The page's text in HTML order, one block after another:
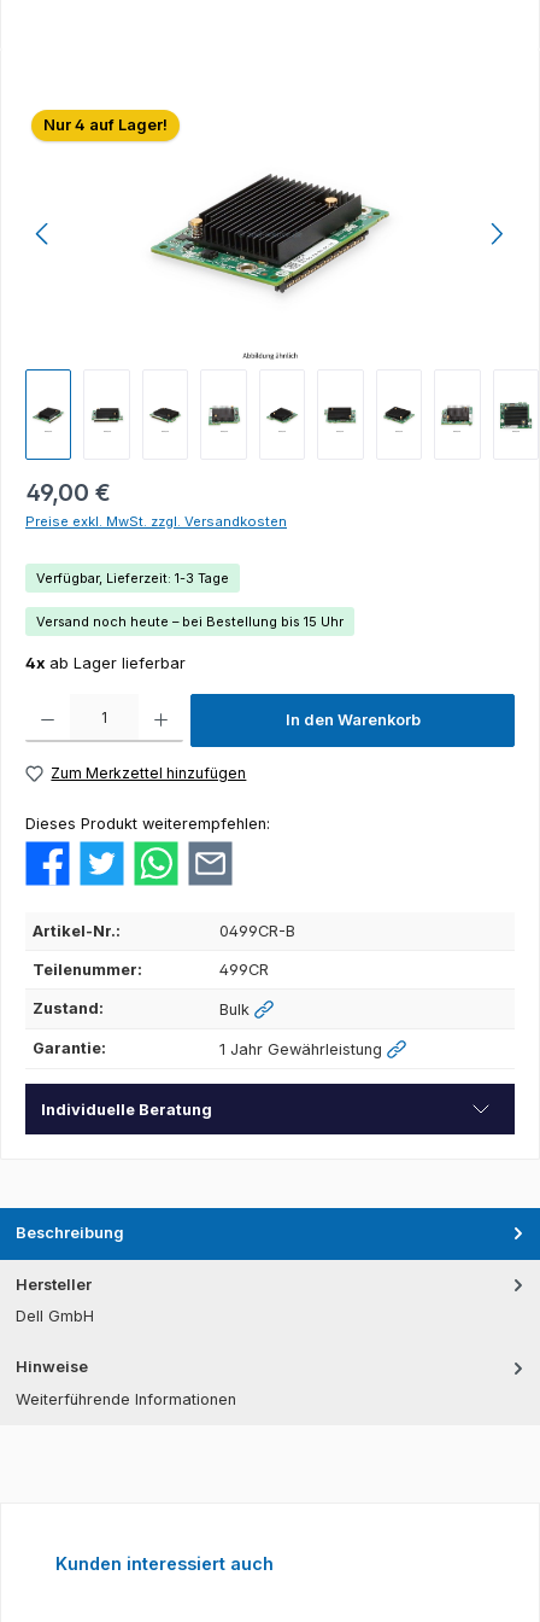
Bildergalerie überspringen
Nur 4 auf Lager!
49,00 €
Preise exkl. MwSt. zzgl. Versandkosten
Verfügbar, Lieferzeit: 1-3 Tage
Versand noch heute – bei Bestellung bis 15 Uhr
4x ab Lager lieferbar
Produkt Anzahl: Gib den gewünschten Wert ein oder benutze die Schaltflächen um die
In den Warenkorb
Zum Merkzettel hinzufügen
Dieses Produkt weiterempfehlen:
Artikel-Nr.: 0499CR-B
Teilenummer: 499CR
Zustand: Bulk
Garantie: 1 Jahr Gewährleistung
Individuelle Beratung
Beschreibung
Hersteller
Dell GmbH
Hinweise
Weiterführende Informationen
Produktgalerie überspringen
Kunden interessiert auch